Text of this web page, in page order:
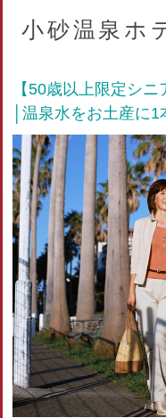
小砂温泉ホ
【50歳以上限定シ
│温泉水をお土産に1